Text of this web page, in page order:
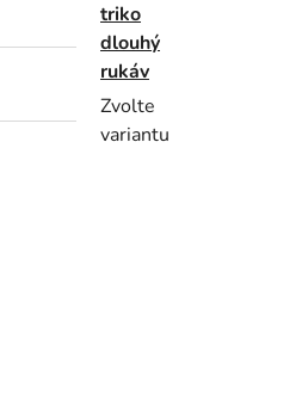
triko
dlouhý
rukáv
Zvolte
variantu